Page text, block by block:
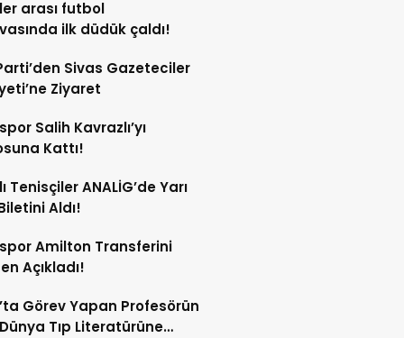
arası futbol
ilk düdük çaldı!
Sivas Gazeteciler
Ziyaret
Salih Kavrazlı’yı
Kattı!
Tenisçiler ANALİG’de Yarı
Aldı!
Amilton Transferini
Açıkladı!
Görev Yapan Profesörün
Tıp Literatürüne